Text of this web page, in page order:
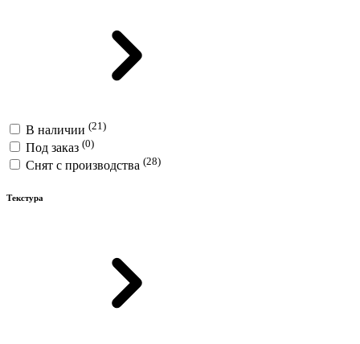
В наличии (21)
Под заказ (0)
Снят с производства (28)
Текстура